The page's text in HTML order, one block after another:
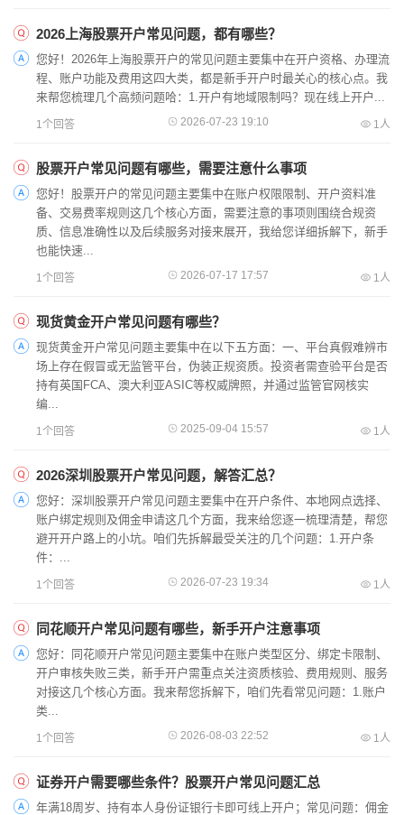
2026上海股票开户常见问题，都有哪些？
您好！2026年上海股票开户的常见问题主要集中在开户资格、办理流
程、账户功能及费用这四大类，都是新手开户时最关心的核心点。我
来帮您梳理几个高频问题哈：1.开户有地域限制吗？现在线上开户...
1个回答 2026-07-23 19:10 1人
股票开户常见问题有哪些，需要注意什么事项
您好！股票开户的常见问题主要集中在账户权限限制、开户资料准
备、交易费率规则这几个核心方面，需要注意的事项则围绕合规资
质、信息准确性以及后续服务对接来展开，我给您详细拆解下，新手
也能快速...
1个回答 2026-07-17 17:57 1人
现货黄金开户常见问题有哪些？
现货黄金开户常见问题主要集中在以下五方面：一、平台真假难辨市
场上存在假冒或无监管平台，伪装正规资质。投资者需查验平台是否
持有英国FCA、澳大利亚ASIC等权威牌照，并通过监管官网核实
编...
1个回答 2025-09-04 15:57 1人
2026深圳股票开户常见问题，解答汇总？
您好：深圳股票开户常见问题主要集中在开户条件、本地网点选择、
账户绑定规则及佣金申请这几个方面，我来给您逐一梳理清楚，帮您
避开开户路上的小坑。咱们先拆解最受关注的几个问题：1.开户条
件：...
1个回答 2026-07-23 19:34 1人
同花顺开户常见问题有哪些，新手开户注意事项
您好：同花顺开户常见问题主要集中在账户类型区分、绑定卡限制、
开户审核失败三类，新手开户需重点关注资质核验、费用规则、服务
对接这几个核心方面。我来帮您拆解下，咱们先看常见问题：1.账户
类...
1个回答 2026-08-03 22:52 1人
证券开户需要哪些条件？股票开户常见问题汇总
年满18周岁、持有本人身份证银行卡即可线上开户；常见问题：佣金